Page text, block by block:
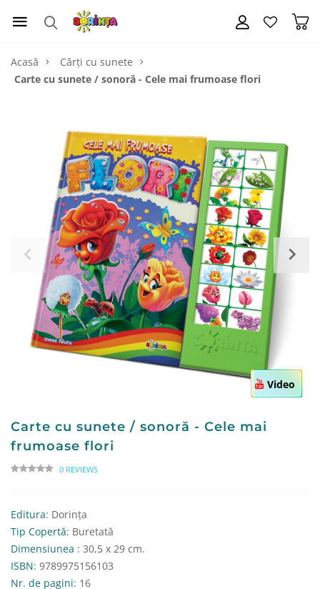
Acasă
Cărți cu sunete
Carte cu sunete / sonoră - Cele mai frumoase flori
Video
Carte cu sunete / sonoră - Cele mai
frumoase flori
0 REVIEWS
Editura: Dorința
Tip Copertă: Buretată
Dimensiunea : 30,5 x 29 cm.
ISBN: 9789975156103
Nr. de pagini: 16